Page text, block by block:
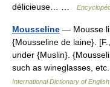
délicieuse… …
Mousseline — Mousse
{Mousseline de laine}.
under {Muslin}.
such as wineglasses,
International Dictionary of English